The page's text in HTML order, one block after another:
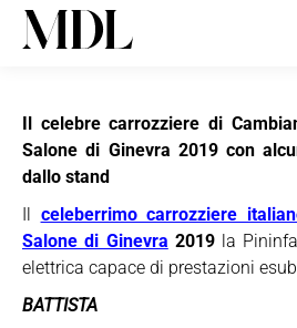
Il celebre carrozziere di
Salone di Ginevra 2019 con
dallo stand
Il celeberrimo carrozziere
Salone di Ginevra 2019la
elettrica capace di prestazioni
BATTISTA